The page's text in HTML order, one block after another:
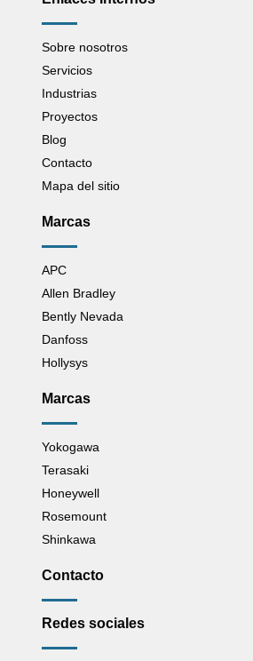
Sobre nosotros
Servicios
Industrias
Proyectos
Blog
Contacto
Mapa del sitio
Marcas
APC
Allen Bradley
Bently Nevada
Danfoss
Hollysys
Marcas
Yokogawa
Terasaki
Honeywell
Rosemount
Shinkawa
Contacto
Redes sociales